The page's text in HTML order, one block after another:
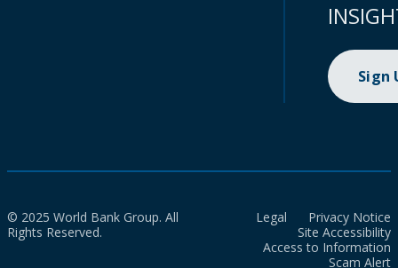
Sign
© 2025 World Bank Group. All
Rights Reserved.
Legal
Privacy Notice
Site Accessibility
Access to Information
Scam Alert